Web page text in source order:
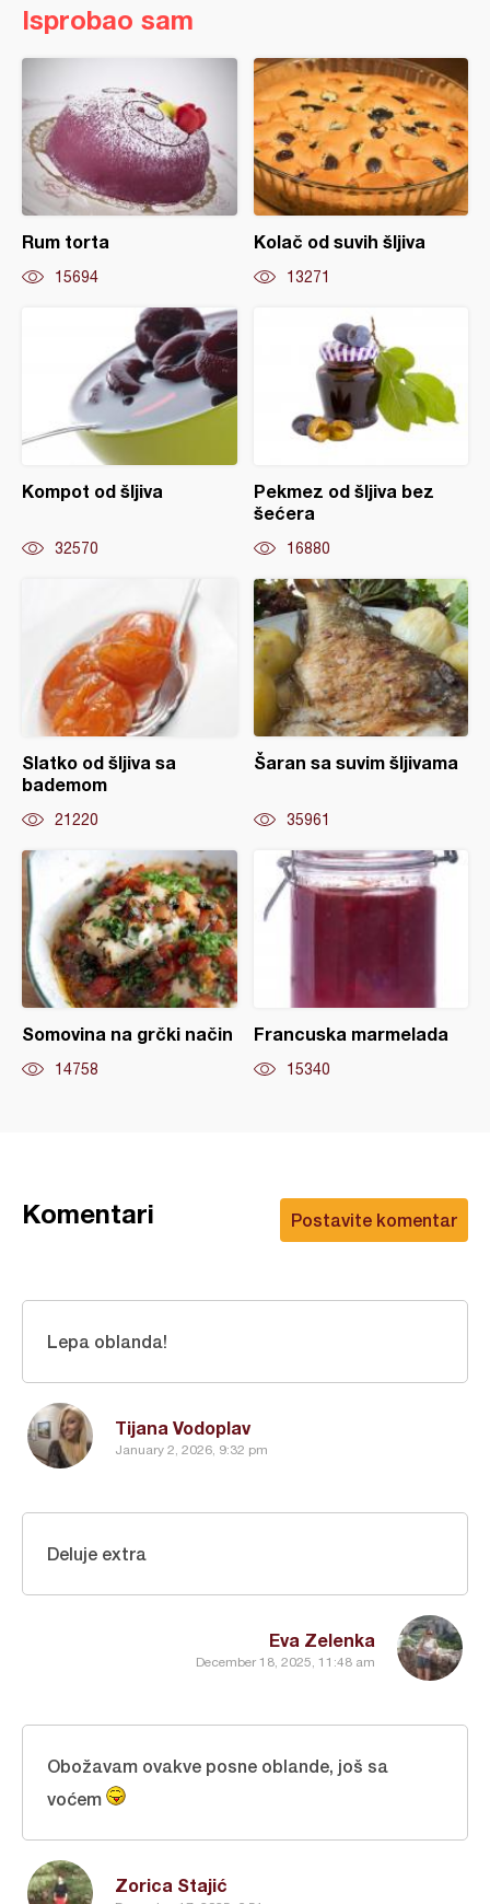
Isprobao sam
Rum torta
15694
Kolač od suvih šljiva
13271
Kompot od šljiva
32570
Pekmez od šljiva bez
šećera
16880
Slatko od šljiva sa
bademom
21220
Šaran sa suvim šljivama
35961
Somovina na grčki način
14758
Francuska marmelada
15340
Postavite komentar
Komentari
Tijana Vodoplav
January 2, 2026, 9:32 pm
Lepa oblanda!
Eva Zelenka
December 18, 2025, 11:48 am
Deluje extra
Zorica Stajić
Obožavam ovakve posne oblande, još sa
voćem